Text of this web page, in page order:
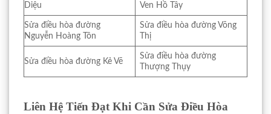
Diệu
Ven Hồ Tây
Sửa điều hòa đường
Nguyễn Hoàng Tôn
Sửa điều hòa đường Võng
Thị
Sửa điều hòa đường Kẻ Vẽ
Sửa điều hòa đường
Thượng Thụy
Liên Hệ Tiến Đạt Khi Cần Sửa Điều Hòa